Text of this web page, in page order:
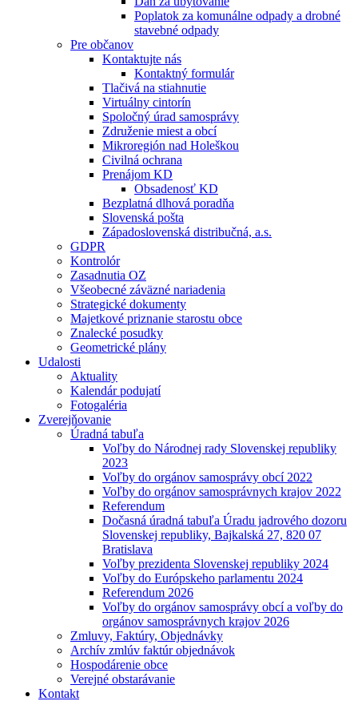
Poplatok za komunálne odpady a drobné
stavebné odpady
Pre občanov
Kontaktujte nás
Kontaktný formulár
Tlačivá na stiahnutie
Virtuálny cintorín
Spoločný úrad samosprávy
Združenie miest a obcí
Mikroregión nad Holeškou
Civilná ochrana
Prenájom KD
Obsadenosť KD
Bezplatná dlhová poradňa
Slovenská pošta
Západoslovenská distribučná, a.s.
GDPR
Kontrolór
Zasadnutia OZ
Všeobecné záväzné nariadenia
Strategické dokumenty
Majetkové priznanie starostu obce
Znalecké posudky
Geometrické plány
Udalosti
Aktuality
Kalendár podujatí
Fotogaléria
Zverejňovanie
Úradná tabuľa
Voľby do Národnej rady Slovenskej republiky
2023
Voľby do orgánov samosprávy obcí 2022
Voľby do orgánov samosprávnych krajov 2022
Referendum
Dočasná úradná tabuľa Úradu jadrového dozoru
Slovenskej republiky, Bajkalská 27, 820 07
Bratislava
Voľby prezidenta Slovenskej republiky 2024
Voľby do Európskeho parlamentu 2024
Referendum 2026
Voľby do orgánov samosprávy obcí a voľby do
orgánov samosprávnych krajov 2026
Zmluvy, Faktúry, Objednávky
Archív zmlúv faktúr objednávok
Hospodárenie obce
Verejné obstarávanie
Kontakt